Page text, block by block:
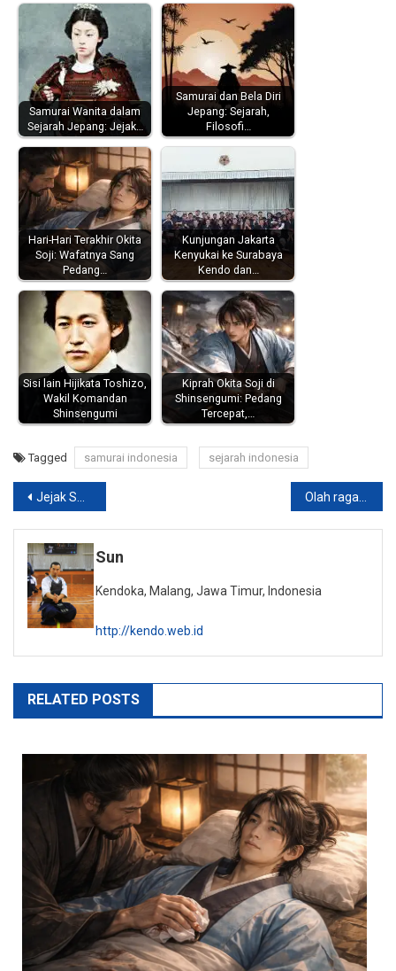
Samurai Wanita dalam
Sejarah Jepang: Jejak…
Samurai dan Bela Diri
Jepang: Sejarah,
Filosofi…
Hari-Hari Terakhir Okita
Soji: Wafatnya Sang
Pedang…
Kunjungan Jakarta
Kenyukai ke Surabaya
Kendo dan…
Sisi lain Hijikata Toshizo,
Wakil Komandan
Shinsengumi
Kiprah Okita Soji di
Shinsengumi: Pedang
Tercepat,…
Tagged samurai indonesia sejarah indonesia
Post
navigation
Jejak Samurai Dalam Perjuangan Kemerdekaan Indonesia Part 2 : Tomegoro Yoshizumi
Sun
Kendoka, Malang, Jawa Timur, Indonesia
http://kendo.web.id
RELATED POSTS